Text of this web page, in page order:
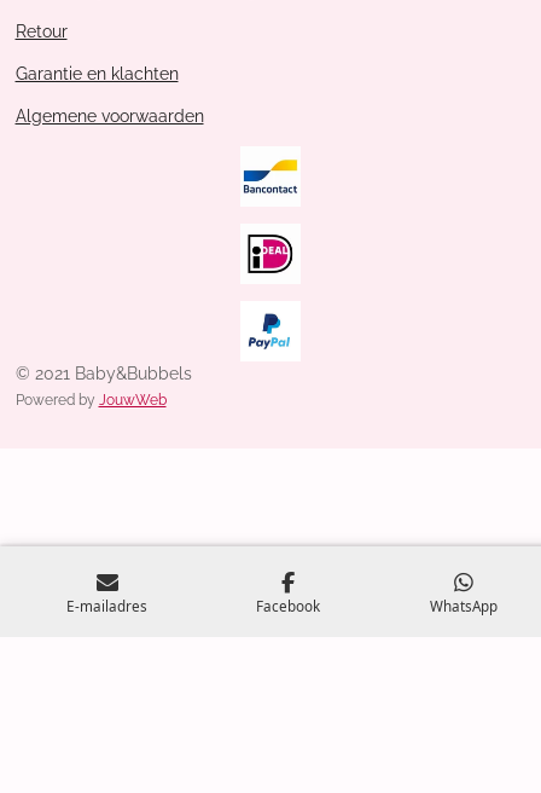
Retour
Garantie en klachten
Algemene voorwaarden
© 2021 Baby&Bubbels
Powered by JouwWeb
E-mailadres Facebook WhatsApp